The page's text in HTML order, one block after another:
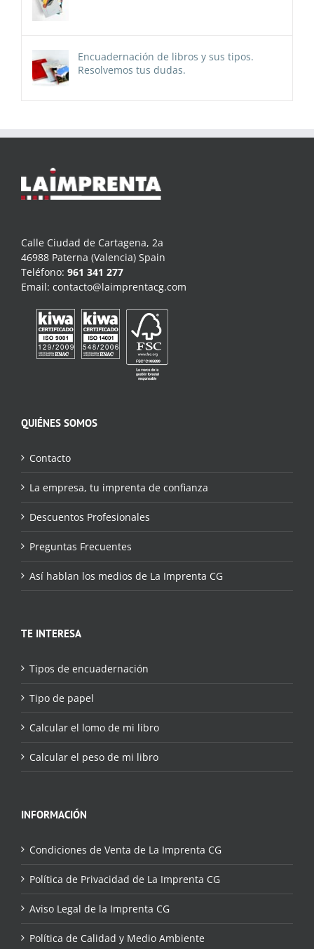
Encuadernación de libros y sus tipos.
Resolvemos tus dudas.
Calle Ciudad de Cartagena, 2a
46988 Paterna (Valencia) Spain
Teléfono: 961 341 277
Email: contacto@laimprentacg.com
QUIÉNES SOMOS
Contacto
La empresa, tu imprenta de confianza
Descuentos Profesionales
Preguntas Frecuentes
Así hablan los medios de La Imprenta CG
TE INTERESA
Tipos de encuadernación
Tipo de papel
Calcular el lomo de mi libro
Calcular el peso de mi libro
INFORMACIÓN
Condiciones de Venta de La Imprenta CG
Política de Privacidad de La Imprenta CG
Aviso Legal de la Imprenta CG
Política de Calidad y Medio Ambiente